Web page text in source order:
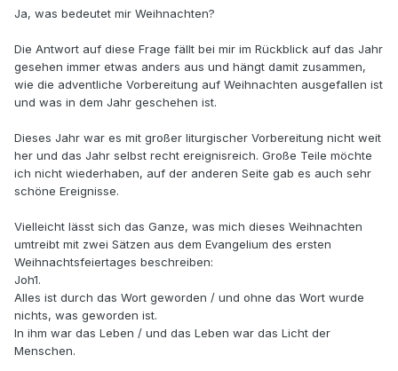
Ja, was bedeutet mir Weihnachten?
Die Antwort auf diese Frage fällt bei mir im Rückblick auf das Jahr
gesehen immer etwas anders aus und hängt damit zusammen,
wie die adventliche Vorbereitung auf Weihnachten ausgefallen ist
und was in dem Jahr geschehen ist.
Dieses Jahr war es mit großer liturgischer Vorbereitung nicht weit
her und das Jahr selbst recht ereignisreich. Große Teile möchte
ich nicht wiederhaben, auf der anderen Seite gab es auch sehr
schöne Ereignisse.
Vielleicht lässt sich das Ganze, was mich dieses Weihnachten
umtreibt mit zwei Sätzen aus dem Evangelium des ersten
Weihnachtsfeiertages beschreiben:
Joh1.
Alles ist durch das Wort geworden / und ohne das Wort wurde
nichts, was geworden ist.
In ihm war das Leben / und das Leben war das Licht der
Menschen.